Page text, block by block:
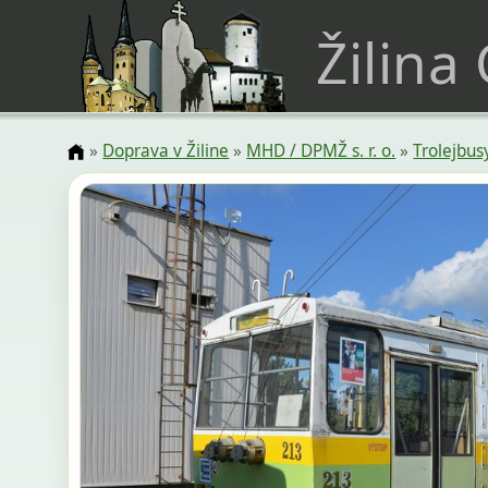
Žilina
» Doprava v Žiline » MHD / DPMŽ s. r. o. »